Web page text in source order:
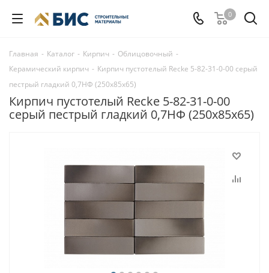
0
Главная - Каталог - Кирпич - Облицовочный -
Керамический кирпич - Кирпич пустотелый Recke 5-82-31-0-00 серый
пестрый гладкий 0,7НФ (250x85x65)
Кирпич пустотелый Recke 5-82-31-0-00
серый пестрый гладкий 0,7НФ (250x85x65)